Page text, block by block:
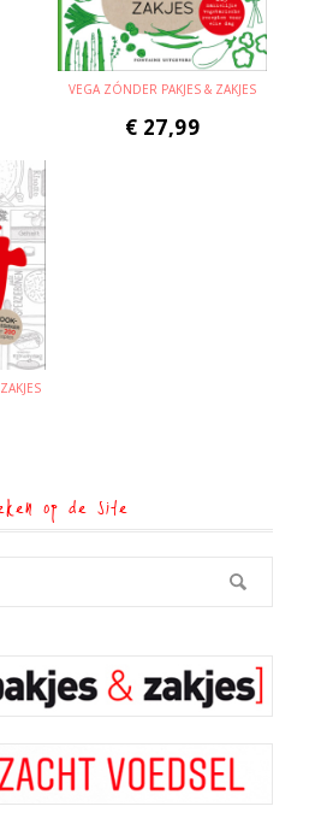
VEGA ZÓNDER PAKJES & ZAKJES
€ 27,99
op de site